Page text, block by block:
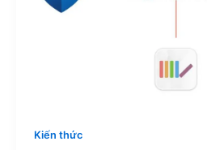
Kiến thức